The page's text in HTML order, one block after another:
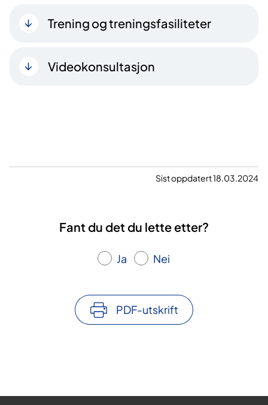
Trening og treningsfasiliteter
Videokonsultasjon
Sist oppdatert 18.03.2024
Fant du det du lette etter?
Ja Nei
PDF-utskrift